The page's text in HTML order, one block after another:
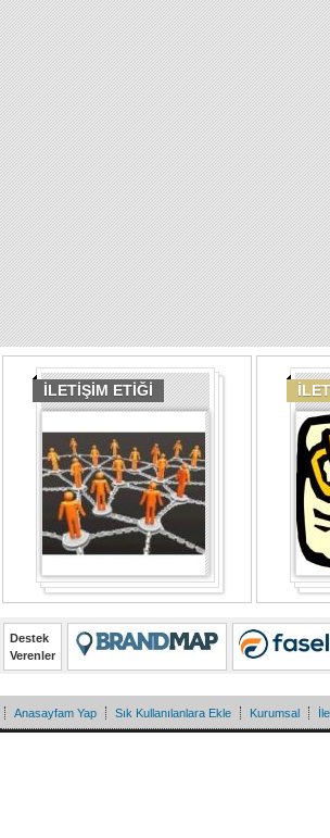
İLETİŞİM ETİĞİ
Destek
Verenler
Anasayfam Yap Sık Kullanılanlara Ekle Kurumsal